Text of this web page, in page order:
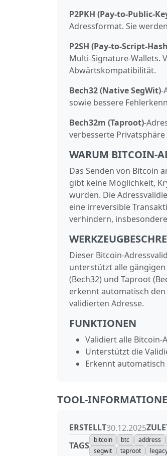
P2PKH (Pay-to-Public-
Adressformat. Sie
P2SH (Pay-to-Script-
Multi‑Signature‑Wallets.
Abwärtskompatibilität.
Bech32 (Native SegWit)
sowie bessere
Bech32m (Taproot)
verbesserte
WARUM BITCOIN-
Das Senden von Bitcoin
gibt keine Möglichkeit,
wurden. Die
eine irreversible
verhindern,
Dieser
unterstützt alle gängigen
(Bech32) und Taproot
erkennt automatisch
validierten Adresse.
FUNKTIONEN
Validiert alle Bitcoin-
Unterstützt die
Erkennt
TOOL-
ERSTELLT30.12.2025
TAGS
bitcoin btc address
segwit
taproot